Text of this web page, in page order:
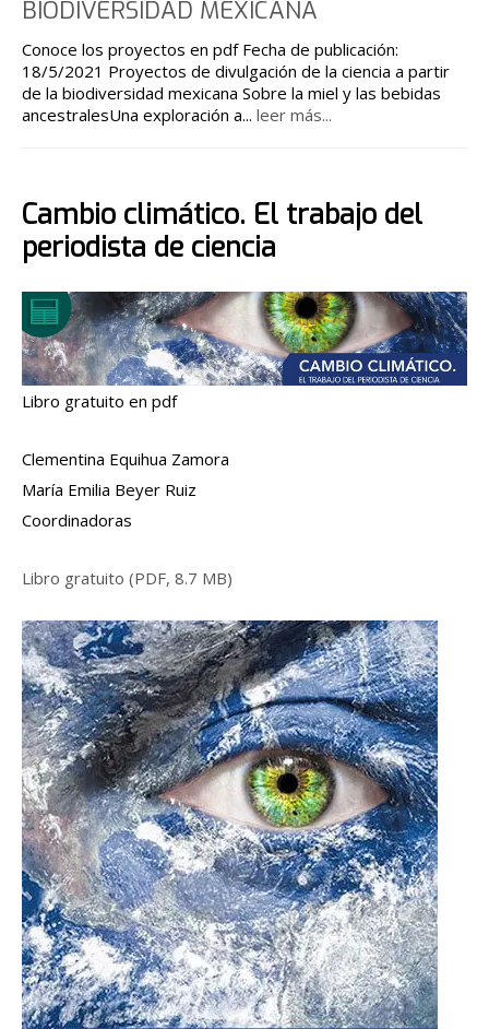
BIODIVERSIDAD MEXICANA
Conoce los proyectos en pdf Fecha de publicación:
18/5/2021 Proyectos de divulgación de la ciencia a partir
de la biodiversidad mexicana Sobre la miel y las bebidas
ancestralesUna exploración a... leer más...
Cambio climático. El trabajo del
periodista de ciencia
Libro gratuito en pdf
Clementina Equihua Zamora
María Emilia Beyer Ruiz
Coordinadoras
Libro gratuito (PDF, 8.7 MB)